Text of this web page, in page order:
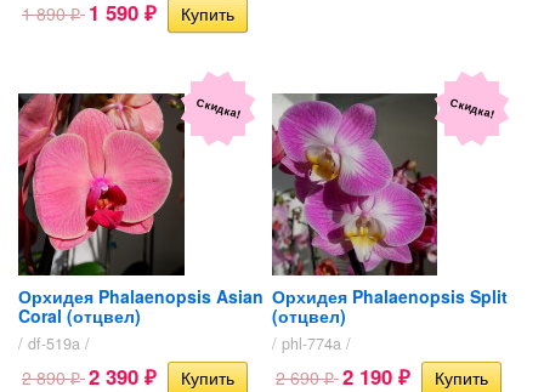
1 890₽ 1 590 ₽
Скидка!
Орхидея Phalaenopsis Asian
Coral (отцвел)
/ df-519a /
2 890₽ 2 390 ₽
Скидка!
Орхидея Phalaenopsis Split
(отцвел)
/ phl-774a /
2 690₽ 2 190 ₽